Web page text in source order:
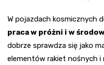
W pojazdach kosmicznych
praca w próżni i w
dobrze sprawdza się jako
elementów rakiet nośnych i